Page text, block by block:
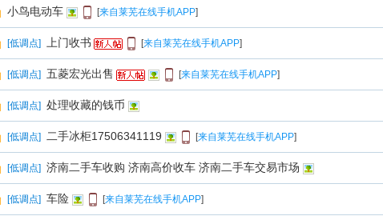
小鸟电动车 [来自莱芜在线手机APP]
[低调点] 上门收书 [来自莱芜在线手机APP]
[低调点] 五菱宏光出售 [来自莱芜在线手机APP]
[低调点] 处理收藏的钱币
[低调点] 二手冰柜17506341119 [来自莱芜在线手机APP]
[低调点] 济南二手车收购 济南高价收车 济南二手车交易市场
[低调点] 车险 [来自莱芜在线手机APP]